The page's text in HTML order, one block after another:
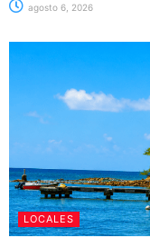
agosto 6, 2026
LOCALES